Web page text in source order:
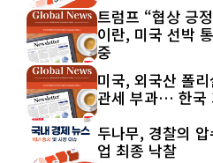
트럼프 “협상 긍
이란, 미국 선박
중
미국, 외국산 폴
관세 부과… 한국
두나무, 경찰의
업 최종 낙찰